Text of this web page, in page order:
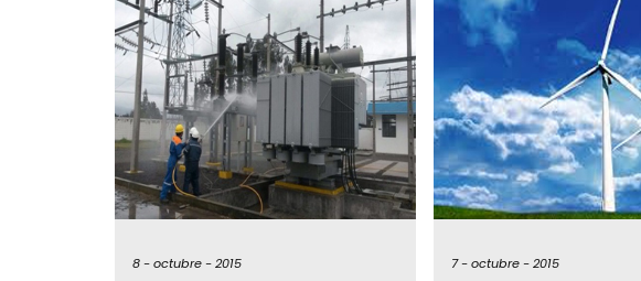
8 -octubre -2015 7 - octubre - 2015